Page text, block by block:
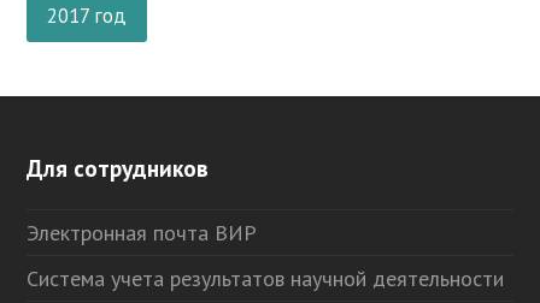
2017 год
Для сотрудников
Электронная почта ВИР
Система учета результатов научной деятельности